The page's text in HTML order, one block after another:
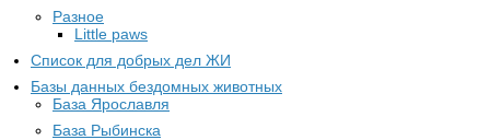
Разное
Little paws
Список для добрых дел ЖИ
Базы данных бездомных животных
База Ярославля
База Рыбинска